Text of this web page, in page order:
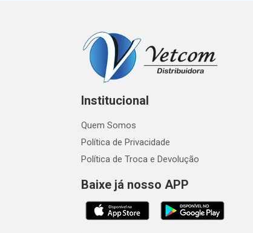
Institucional
Quem Somos
Política de Privacidade
Política de Troca e Devolução
Baixe já nosso APP